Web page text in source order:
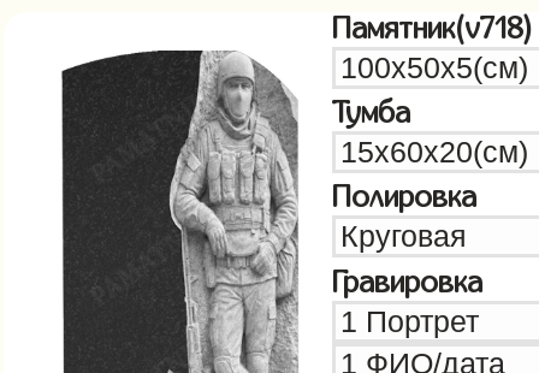
Памятник(v718)
Тумба
Полировка
Гравировка